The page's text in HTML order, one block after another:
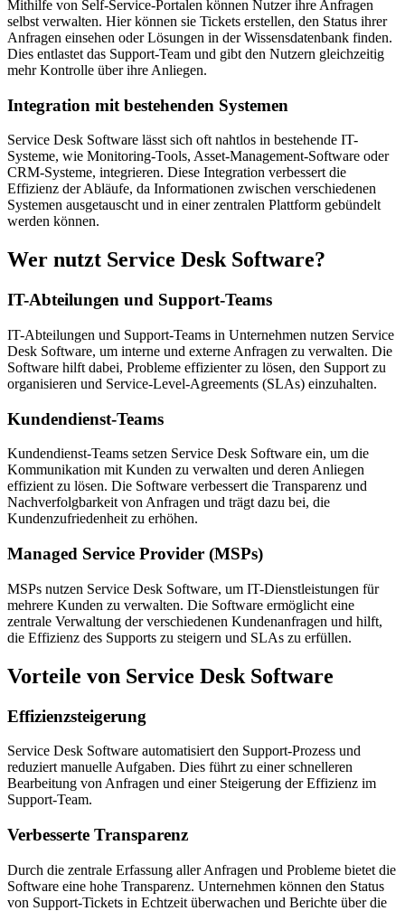
Mithilfe von Self-Service-Portalen können Nutzer ihre Anfragen
selbst verwalten. Hier können sie Tickets erstellen, den Status ihrer
Anfragen einsehen oder Lösungen in der Wissensdatenbank finden.
Dies entlastet das Support-Team und gibt den Nutzern gleichzeitig
mehr Kontrolle über ihre Anliegen.
Integration mit bestehenden Systemen
Service Desk Software lässt sich oft nahtlos in bestehende IT-
Systeme, wie Monitoring-Tools, Asset-Management-Software oder
CRM-Systeme, integrieren. Diese Integration verbessert die
Effizienz der Abläufe, da Informationen zwischen verschiedenen
Systemen ausgetauscht und in einer zentralen Plattform gebündelt
werden können.
Wer nutzt Service Desk Software?
IT-Abteilungen und Support-Teams
IT-Abteilungen und Support-Teams in Unternehmen nutzen Service
Desk Software, um interne und externe Anfragen zu verwalten. Die
Software hilft dabei, Probleme effizienter zu lösen, den Support zu
organisieren und Service-Level-Agreements (SLAs) einzuhalten.
Kundendienst-Teams
Kundendienst-Teams setzen Service Desk Software ein, um die
Kommunikation mit Kunden zu verwalten und deren Anliegen
effizient zu lösen. Die Software verbessert die Transparenz und
Nachverfolgbarkeit von Anfragen und trägt dazu bei, die
Kundenzufriedenheit zu erhöhen.
Managed Service Provider (MSPs)
MSPs nutzen Service Desk Software, um IT-Dienstleistungen für
mehrere Kunden zu verwalten. Die Software ermöglicht eine
zentrale Verwaltung der verschiedenen Kundenanfragen und hilft,
die Effizienz des Supports zu steigern und SLAs zu erfüllen.
Vorteile von Service Desk Software
Effizienzsteigerung
Service Desk Software automatisiert den Support-Prozess und
reduziert manuelle Aufgaben. Dies führt zu einer schnelleren
Bearbeitung von Anfragen und einer Steigerung der Effizienz im
Support-Team.
Verbesserte Transparenz
Durch die zentrale Erfassung aller Anfragen und Probleme bietet die
Software eine hohe Transparenz. Unternehmen können den Status
von Support-Tickets in Echtzeit überwachen und Berichte über die